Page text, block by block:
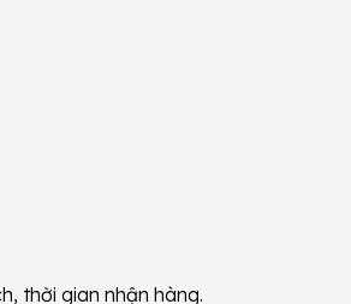
thời gian nhận hàng.